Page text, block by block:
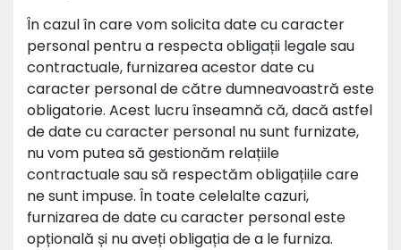
În cazul în care vom solicita date cu caracter
personal pentru a respecta obligații legale sau
contractuale, furnizarea acestor date cu
caracter personal de către dumneavoastră este
obligatorie. Acest lucru înseamnă că, dacă astfel
de date cu caracter personal nu sunt furnizate,
nu vom putea să gestionăm relațiile
contractuale sau să respectăm obligațiile care
ne sunt impuse. În toate celelalte cazuri,
furnizarea de date cu caracter personal este
opțională și nu aveți obligația de a le furniza.